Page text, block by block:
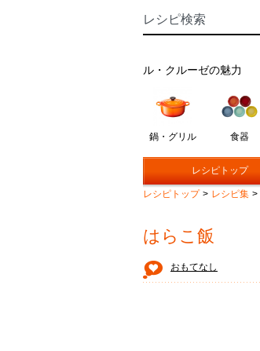
ル・クルーゼの魅力
鍋・グリル 食器
レシピトップ
レシピトップ > レシピ集 >
はらこ飯
おもてなし